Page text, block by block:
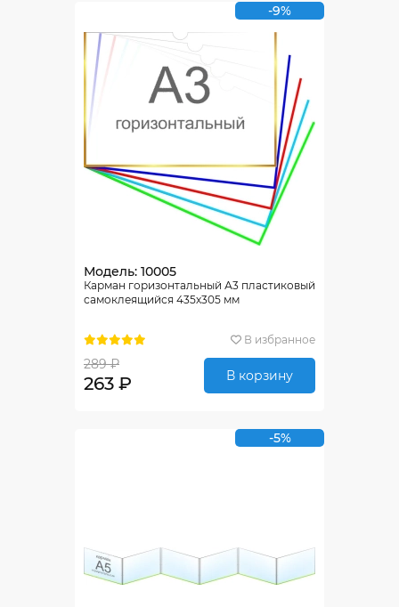
-9%
Модель: 10005
Карман горизонтальный А3 пластиковый
самоклеящийся 435х305 мм
В избранное
289 ₽
263 ₽ В корзину
-5%